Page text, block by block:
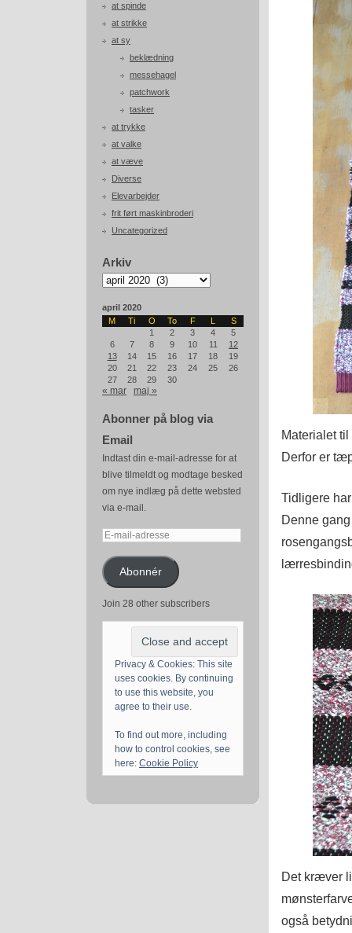
at spinde
at strikke
at sy
beklædning
messehagel
patchwork
tasker
at trykke
at valke
at væve
Diverse
Elevarbejder
frit ført maskinbroderi
Uncategorized
Arkiv
Arkiv
april 2020
M
Ti O To F L
S
1
2 3 4
5
6
7 8 9 10 11
12
13
14 15 16 17 18
19
20
21 22 23 24 25
26
27
28 29 30
« mar maj »
Abonner på blog via
Email
Indtast din e-mail-adresse for at
blive tilmeldt og modtage besked
om nye indlæg på dette websted
via e-mail.
E-
adresseAbonnér
Join 28 other subscribers
Privacy & Cookies: This site
uses cookies. By continuing
to use this website, you
agree to their use.
To find out more, including
how to control cookies, see
here: Cookie Policy
Materialet
Derfor er
Tidligere
Denne
Det kræver
også